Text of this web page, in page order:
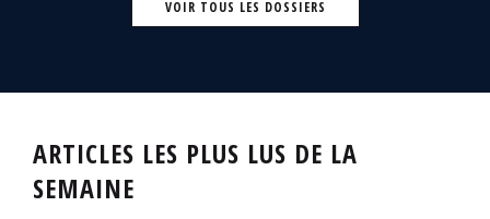
VOIR TOUS LES DOSSIERS
ARTICLES LES PLUS LUS DE LA
SEMAINE